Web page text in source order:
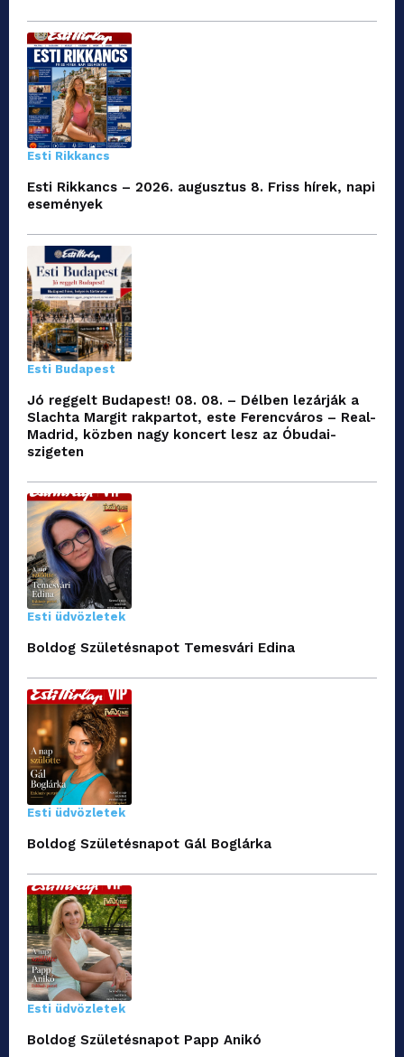
Esti Rikkancs
Esti Rikkancs – 2026. augusztus 8. Friss hírek, napi
események
Esti Budapest
Jó reggelt Budapest! 08. 08. – Délben lezárják a
Slachta Margit rakpartot, este Ferencváros – Real-
Madrid, közben nagy koncert lesz az Óbudai-
szigeten
Esti üdvözletek
Boldog Születésnapot Temesvári Edina
Esti üdvözletek
Boldog Születésnapot Gál Boglárka
Esti üdvözletek
Boldog Születésnapot Papp Anikó